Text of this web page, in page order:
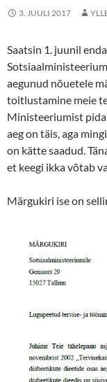
3. JUULI 2017
Saatsin 1. juunil
aegunud nõuetele
toitlustamine meie
Ministeeriumist
aeg on täis, aga
on kätte saadud.
et keegi ikka võtab
Märgukiri ise on